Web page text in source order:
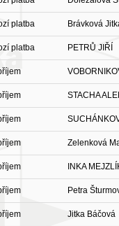
platba Brávková
platba PETRŮ JIŘÍ
STACHA
Zelenková
INKA
Petra
Jitka Báčová